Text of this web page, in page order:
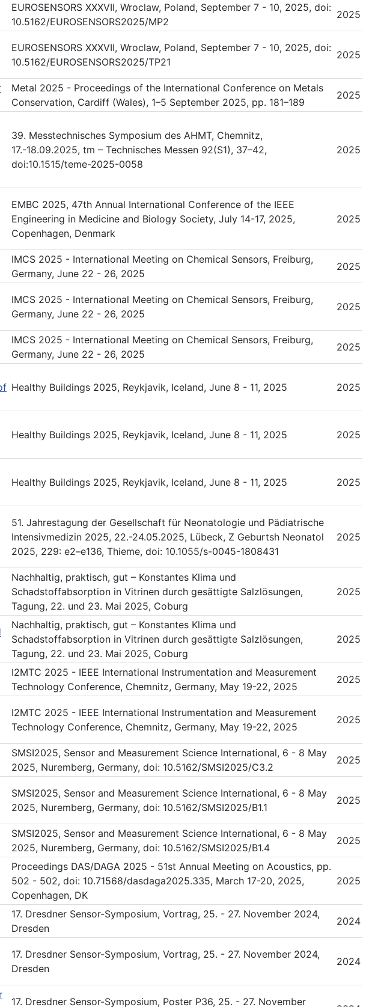
EUROSENSORS XXXVII, Wroclaw, Poland, September 7 - 10, 2025, doi:
10.5162/EUROSENSORS2025/MP2
2025
EUROSENSORS XXXVII, Wroclaw, Poland, September 7 - 10, 2025, doi:
10.5162/EUROSENSORS2025/TP21
2025
Metal 2025 - Proceedings of the International Conference on Metals
Conservation, Cardiff (Wales), 1–5 September 2025, pp. 181–189
2025
39. Messtechnisches Symposium des AHMT, Chemnitz,
17.-18.09.2025, tm – Technisches Messen 92(S1), 37–42,
doi:10.1515/teme-2025-0058
2025
EMBC 2025, 47th Annual International Conference of the IEEE
Engineering in Medicine and Biology Society, July 14-17, 2025,
Copenhagen, Denmark
2025
IMCS 2025 - International Meeting on Chemical Sensors, Freiburg,
Germany, June 22 - 26, 2025
2025
IMCS 2025 - International Meeting on Chemical Sensors, Freiburg,
Germany, June 22 - 26, 2025
2025
IMCS 2025 - International Meeting on Chemical Sensors, Freiburg,
Germany, June 22 - 26, 2025
2025
Healthy Buildings 2025, Reykjavik, Iceland, June 8 - 11, 2025 2025
Healthy Buildings 2025, Reykjavik, Iceland, June 8 - 11, 2025 2025
Healthy Buildings 2025, Reykjavik, Iceland, June 8 - 11, 2025 2025
51. Jahrestagung der Gesellschaft für Neonatologie und Pädiatrische
Intensivmedizin 2025, 22.-24.05.2025, Lübeck, Z Geburtsh Neonatol
2025, 229: e2–e136, Thieme, doi: 10.1055/s-0045-1808431
2025
Nachhaltig, praktisch, gut – Konstantes Klima und
Schadstoffabsorption in Vitrinen durch gesättigte Salzlösungen,
Tagung, 22. und 23. Mai 2025, Coburg
2025
Nachhaltig, praktisch, gut – Konstantes Klima und
Schadstoffabsorption in Vitrinen durch gesättigte Salzlösungen,
Tagung, 22. und 23. Mai 2025, Coburg
2025
I2MTC 2025 - IEEE International Instrumentation and Measurement
Technology Conference, Chemnitz, Germany, May 19-22, 2025
2025
I2MTC 2025 - IEEE International Instrumentation and Measurement
Technology Conference, Chemnitz, Germany, May 19-22, 2025
2025
SMSI2025, Sensor and Measurement Science International, 6 - 8 May
2025, Nuremberg, Germany, doi: 10.5162/SMSI2025/C3.2
2025
SMSI2025, Sensor and Measurement Science International, 6 - 8 May
2025, Nuremberg, Germany, doi: 10.5162/SMSI2025/B1.1
2025
SMSI2025, Sensor and Measurement Science International, 6 - 8 May
2025, Nuremberg, Germany, doi: 10.5162/SMSI2025/B1.4
2025
Proceedings DAS/DAGA 2025 - 51st Annual Meeting on Acoustics, pp.
502 - 502, doi: 10.71568/dasdaga2025.335, March 17-20, 2025,
Copenhagen, DK
2025
17. Dresdner Sensor-Symposium, Vortrag, 25. - 27. November 2024,
Dresden
2024
17. Dresdner Sensor-Symposium, Vortrag, 25. - 27. November 2024,
Dresden
2024
17. Dresdner Sensor-Symposium, Poster P36, 25. - 27. November